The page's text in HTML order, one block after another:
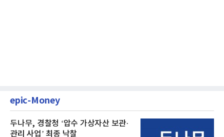
epic-Money
두나무, 경찰청 ‘압수 가상자산 보관·
관리 사업’ 최종 낙찰